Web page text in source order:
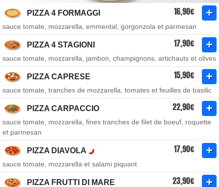
PIZZA 4 FORMAGGI 16,90€
sauce tomate, mozzarella, emmental, gorgonzola et parmesan
PIZZA 4 STAGIONI 17,90€
sauce tomate, mozzarella, jambon, champignons, artichauts et olives
PIZZA CAPRESE 15,90€
sauce tomate, tranches de mozzarella, tomates et feuilles de basilic
PIZZA CARPACCIO 22,90€
sauce tomate, mozzarella, fines tranches de filet de boeuf, roquette
et parmesan
PIZZA DIAVOLA 17,90€
sauce tomate, mozzarella et salami piquant
PIZZA FRUTTI DI MARE 23,90€